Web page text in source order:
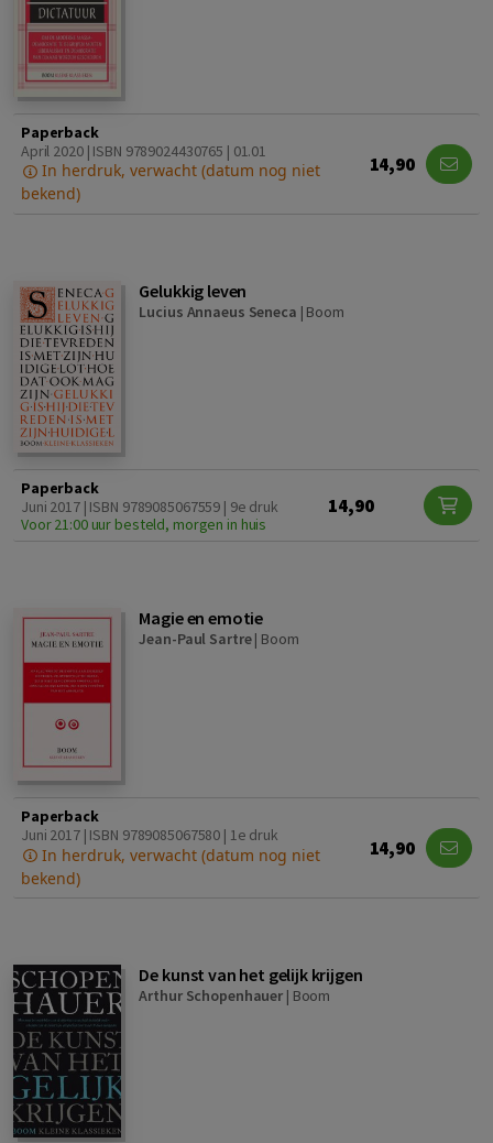
Paperback
April 2020 | ISBN 9789024430765 | 01.01
In herdruk, verwacht (datum nog niet
bekend)
14,90
Gelukkig leven
Lucius Annaeus Seneca | Boom
Paperback
Juni 2017 | ISBN 9789085067559 | 9e druk
Voor 21:00 uur besteld, morgen in huis
14,90
Magie en emotie
Jean-Paul Sartre| Boom
Paperback
Juni 2017 | ISBN 9789085067580 | 1e druk
In herdruk, verwacht (datum nog niet
bekend)
14,90
De kunst van het gelijk krijgen
Arthur Schopenhauer | Boom